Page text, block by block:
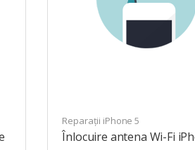
Reparații iPhone 5
Înlocuire antena Wi-Fi